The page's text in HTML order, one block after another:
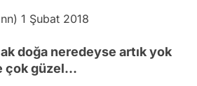
1 Şubat 2018
doğa neredeyse artık yok
çok güzel...